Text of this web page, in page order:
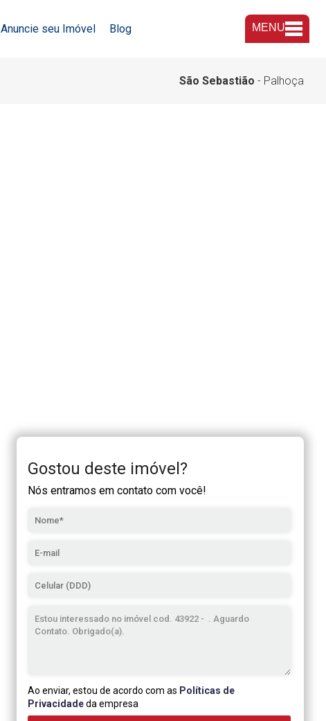
Anuncie seu Imóvel Blog MENU
São Sebastião - Palhoça
Gostou deste imóvel?
Nós entramos em contato com você!
Ao enviar, estou de acordo com as Políticas de
Privacidadeda empresa